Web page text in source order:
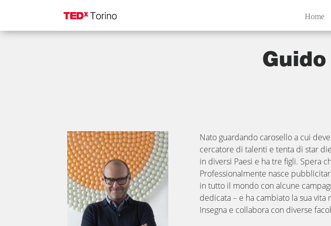
Home
Nato guardando carosello a cui
cercatore di talenti e tenta di star
in diversi Paesi e ha tre figli. Spera
Professionalmente nasce
in tutto il mondo con alcune
dedicata – e ha cambiato la sua vita
Insegna e collabora con diverse